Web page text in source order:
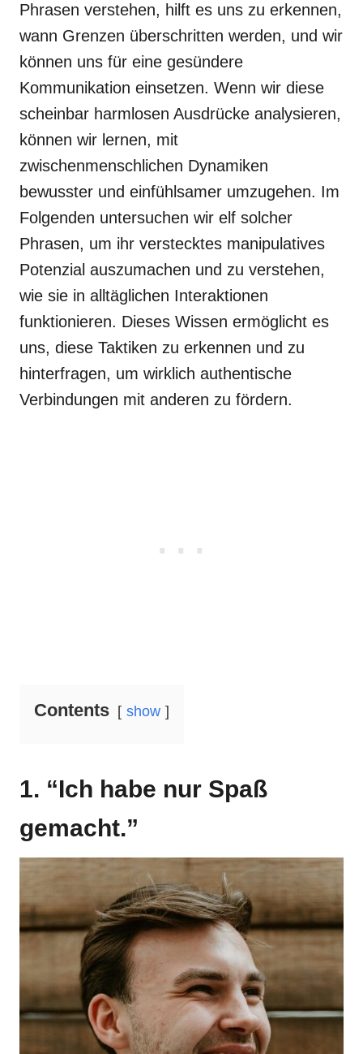
Phrasen verstehen, hilft es uns zu erkennen,
wann Grenzen überschritten werden, und wir
können uns für eine gesündere
Kommunikation einsetzen. Wenn wir diese
scheinbar harmlosen Ausdrücke analysieren,
können wir lernen, mit
zwischenmenschlichen Dynamiken
bewusster und einfühlsamer umzugehen. Im
Folgenden untersuchen wir elf solcher
Phrasen, um ihr verstecktes manipulatives
Potenzial auszumachen und zu verstehen,
wie sie in alltäglichen Interaktionen
funktionieren. Dieses Wissen ermöglicht es
uns, diese Taktiken zu erkennen und zu
hinterfragen, um wirklich authentische
Verbindungen mit anderen zu fördern.
Contents show
1. “Ich habe nur Spaß
gemacht.”